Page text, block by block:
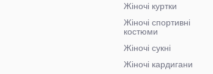
Жіночі куртки
Жіночі спортивні
костюми
Жіночі сукні
Жіночі кардигани